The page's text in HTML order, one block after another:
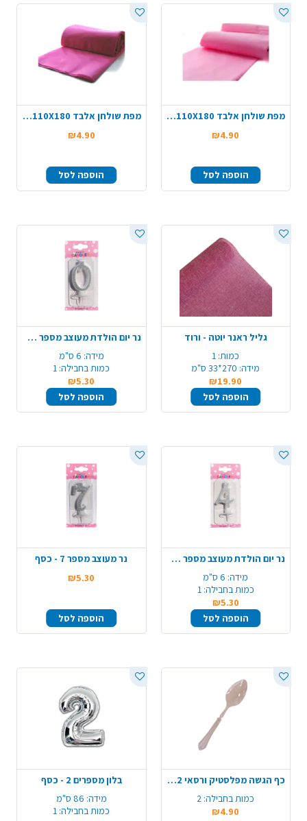
מפת שולחן אלבד 110X180 - ורוד בייבי
₪4.90
הוספה לסל
מפת שולחן אלבד 110X180 - ורוד פוקסיה
₪4.90
הוספה לסל
גליל ראנר יוטה - ורוד
כמות: 1
מידה: 270*33 ס"מ
₪19.90
הוספה לסל
נר יום הולדת מעוצב מספר 0 - כסף
מידה: 6 ס"מ
כמות בחבילה: 1
₪5.30
הוספה לסל
נר יום הולדת מעוצב מספר 4 - כסף
מידה: 6 ס"מ
כמות בחבילה: 1
₪5.30
הוספה לסל
נר מעוצב מספר 7 - כסף
₪5.30
הוספה לסל
כף הגשה מפלסטיק ורסאי 2 יח' - ורוד
כמות בחבילה: 2
₪4.90
בלון מספרים 2 - כסף
מידה: 86 ס"מ
כמות בחבילה: 1